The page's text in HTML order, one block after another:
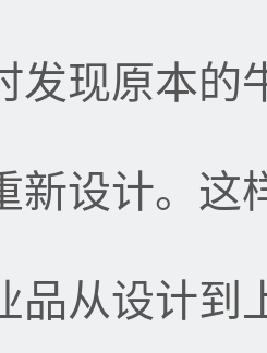
发现原本的
新设计。这
品从设计到